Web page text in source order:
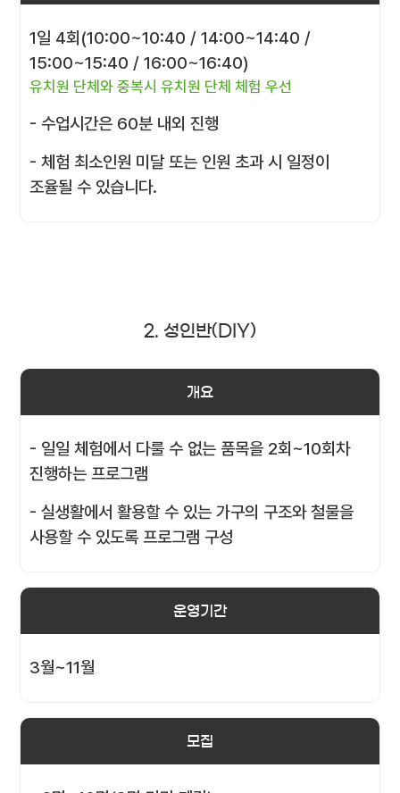
1일 4회(10:00~10:40 / 14:00~14:40 /
15:00~15:40 / 16:00~16:40)
유치원 단체와 중복시 유치원 단체 체험 우선
- 수업시간은 60분 내외 진행
- 체험 최소인원 미달 또는 인원 초과 시 일정이
조율될 수 있습니다.
2. 성인반(DIY)
개요
- 일일 체험에서 다룰 수 없는 품목을 2회~10회차
진행하는 프로그램
- 실생활에서 활용할 수 있는 가구의 구조와 철물을
사용할 수 있도록 프로그램 구성
운영기간
3월~11월
모집